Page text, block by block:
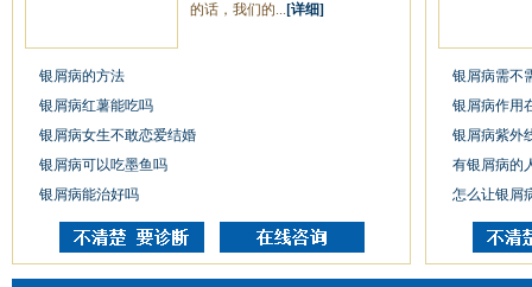
的话，我们的... [详细]
银屑病的方法
银屑病红薯能吃吗
银屑病女生不敢恋爱结婚
银屑病可以吃墨鱼吗
银屑病能治好吗
银屑病需不
银屑病作用
银屑病紫外
有银屑病的
怎么让银屑